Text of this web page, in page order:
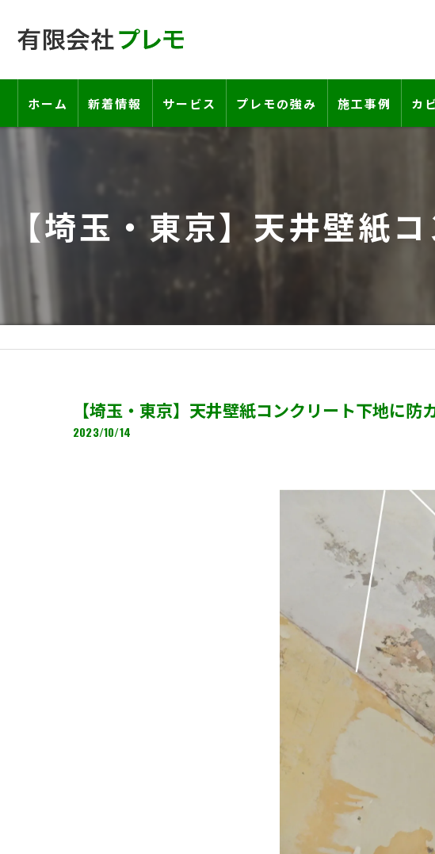
ホーム 新着情報 サービス プレモの強み 施工事例 カ
【埼玉・東京】天井壁紙
【埼玉・東京】天井壁紙コンクリート下地に防
2023/10/14